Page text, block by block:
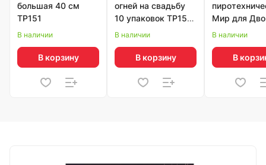
большая 40 см
ТР151
В наличии
В корзину
огней на свадьбу
10 упаковок ТР151
(30 бенгалок) 40
В наличии
В корзину
Мир для
РС4520
В наличии
В